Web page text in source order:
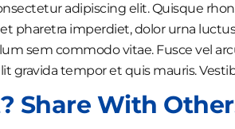
adipiscing elit. Quisque
pharetra imperdiet, dolor urna
sem commodo vitae. Fusce vel
gravida tempor et quis mauris.
Share With